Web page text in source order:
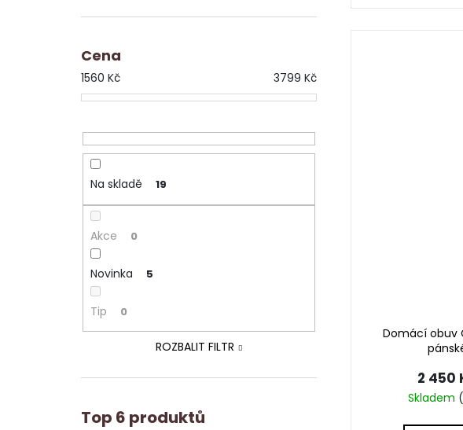
Cena
1560 Kč 3799 Kč
Na skladě 19
Akce 0
Novinka 5
Tip 0
ROZBALIT FILTR
Top 6 produktů
Domácí obuv
Skladem
2 450